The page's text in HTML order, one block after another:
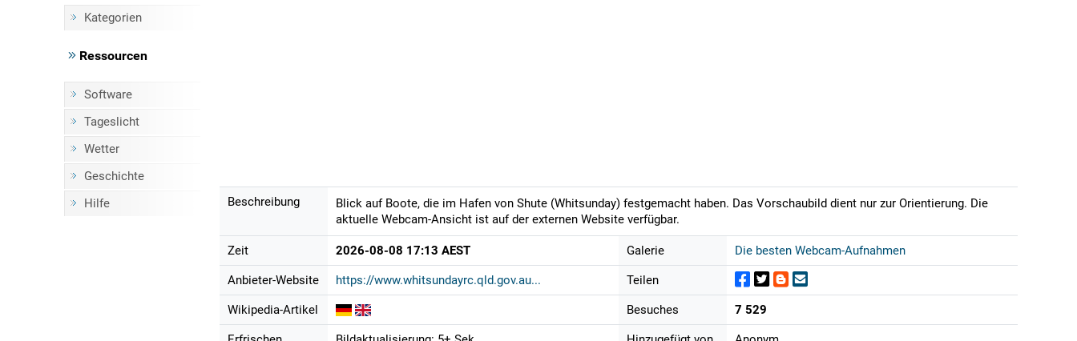
Kategorien
Ressourcen
Software
Tageslicht
Wetter
Geschichte
Hilfe
Beschreibung
Blick auf Boote, die im Hafen von Shute (Whitsunday) festgemacht haben. Das Vorschaubild dient nur zur Orientierung. Die
aktuelle Webcam-Ansicht ist auf der externen Website verfügbar.
Zeit 2026-08-08 17:13 AEST
Anbieter-Website https://www.whitsundayrc.qld.gov.au...
Wikipedia-Artikel
Galerie Die besten Webcam-Aufnahmen
Teilen
Besuches 7 529